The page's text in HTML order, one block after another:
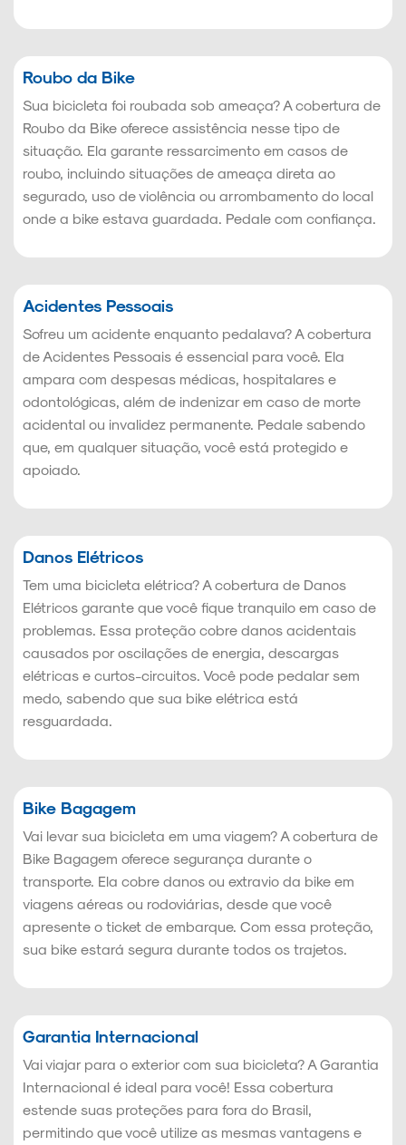
Roubo da Bike
Sua bicicleta foi roubada sob ameaça? A cobertura de
Roubo da Bike oferece assistência nesse tipo de
situação. Ela garante ressarcimento em casos de
roubo, incluindo situações de ameaça direta ao
segurado, uso de violência ou arrombamento do local
onde a bike estava guardada. Pedale com confiança.
Acidentes Pessoais
Sofreu um acidente enquanto pedalava? A cobertura
de Acidentes Pessoais é essencial para você. Ela
ampara com despesas médicas, hospitalares e
odontológicas, além de indenizar em caso de morte
acidental ou invalidez permanente. Pedale sabendo
que, em qualquer situação, você está protegido e
apoiado.
Danos Elétricos
Tem uma bicicleta elétrica? A cobertura de Danos
Elétricos garante que você fique tranquilo em caso de
problemas. Essa proteção cobre danos acidentais
causados por oscilações de energia, descargas
elétricas e curtos-circuitos. Você pode pedalar sem
medo, sabendo que sua bike elétrica está
resguardada.
Bike Bagagem
Vai levar sua bicicleta em uma viagem? A cobertura de
Bike Bagagem oferece segurança durante o
transporte. Ela cobre danos ou extravio da bike em
viagens aéreas ou rodoviárias, desde que você
apresente o ticket de embarque. Com essa proteção,
sua bike estará segura durante todos os trajetos.
Garantia Internacional
Vai viajar para o exterior com sua bicicleta? A Garantia
Internacional é ideal para você! Essa cobertura
estende suas proteções para fora do Brasil,
permitindo que você utilize as mesmas vantagens e